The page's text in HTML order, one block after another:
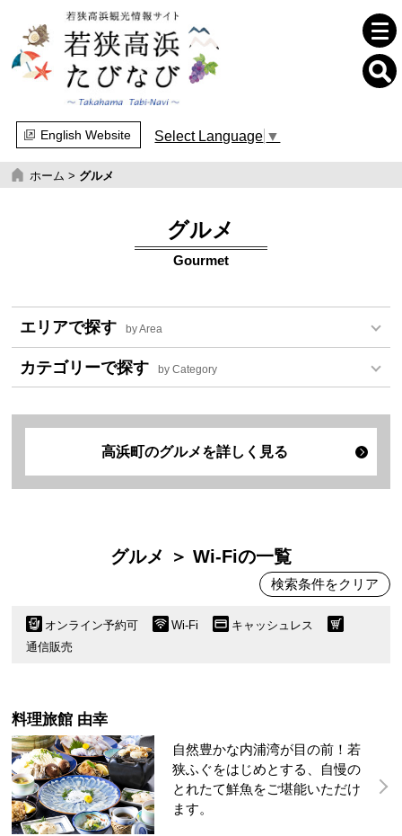
English Website Select Language ▼
ホーム > グルメ
グルメ
Gourmet
エリアで探す by Area
カテゴリーで探す by Category
高浜町のグルメを詳しく見る
グルメ ＞ Wi-Fiの一覧
検索条件をクリア
オンライン予約可 Wi-Fi
キャッシュレス
通信販売
料理旅館 由幸
自然豊かな内浦湾が目の前！若
狭ふぐをはじめとする、自慢の
とれたて鮮魚をご堪能いただけ
ます。